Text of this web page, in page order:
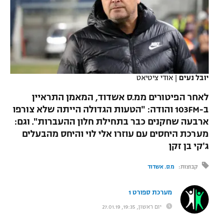
VOD
רץ ברשת
תוצאות
לוח שידורים
ברחבה
"מעל הליגה" – פודקאסט
נבחרת ישראל
מכבי חיפה
בית"ר ירושלים
מכבי תל אביב
הפועל תל אביב
הפועל חיפה
הפועל באר שבע
בני יהודה
ליגה ספרדית
ליגה איטלקית
ליגה צרפתית
ליגה הולנדית
ליגה סינית
ליגה ברזילאית
ליגות נוספות
כדורסל נשים
מכבי תל אביב
הפועל חולון
הפועל ירושלים
דני אבדיה
יורוליג
יורוקאפ
טניס
כדוריד
כדורעף
שחייה
ג'ודו
אגרוף
ספורט אולימפי
UFC
יובל נעים | אודי ציטיאט
לאחר הפיטורים ממ.ס אשדוד, המאמן התראיין
ב-103FM והודה: "הטעות הגדולה הייתה שלא צורפו
ארבעה שחקנים כבר בתחילת חלון ההעברות". וגם:
מערכת היחסים עם עוזרו אלי לוי והיחס מהבעלים
ג'קי בן זקן
קבוצות: מ.ס. אשדוד
מערכת ספורט 1
יום ראשון, 19:35, 27.01.19